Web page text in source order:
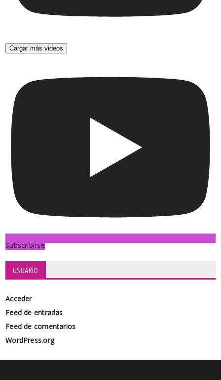
Cargar más videos
Subscribirse
USUARIO
Acceder
Feed de entradas
Feed de comentarios
WordPress.org